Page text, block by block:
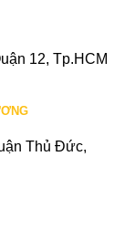
12, Tp.HCM
Thủ Đức,